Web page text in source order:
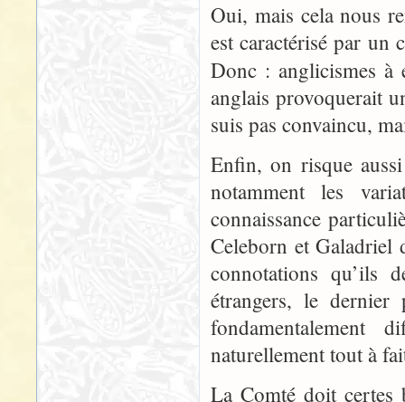
Oui, mais cela nous
est caractérisé par un
Donc : anglicismes
anglais provoquerait
suis pas convaincu,
Enfin, on risque
notamment les
connaissance
Celeborn et Galadriel
connotations qu’ils
étrangers, le
fondamentalement
naturellement tout à
La Comté doit certes